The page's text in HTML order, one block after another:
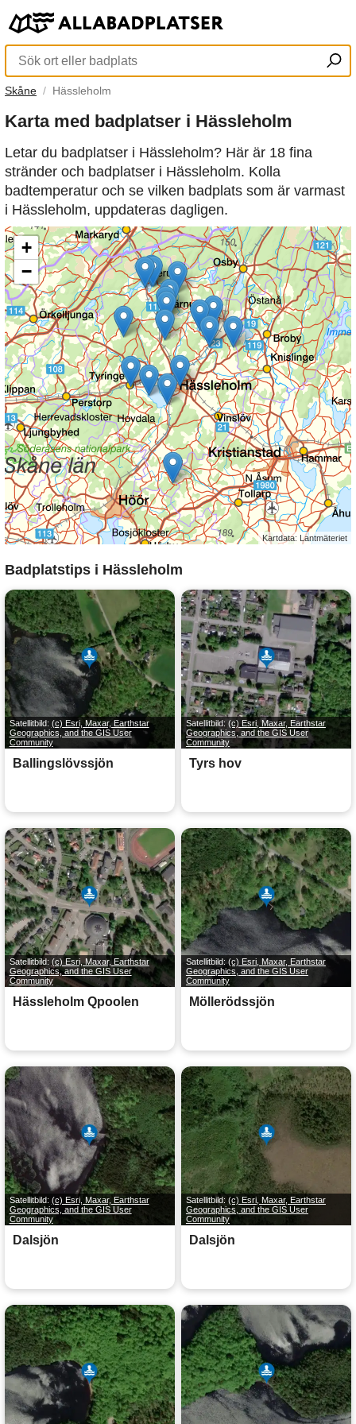
Skåne Hässleholm
Karta med badplatser i Hässleholm
Letar du badplatser i Hässleholm? Här är 18 fina
stränder och badplatser i Hässleholm. Kolla
badtemperatur och se vilken badplats som är varmast
i Hässleholm, uppdateras dagligen.
+
−
Kartdata: Lantmäteriet
Badplatstips i Hässleholm
Satellitbild: (c) Esri, Maxar, Earthstar
Geographics, and the GIS User
Community
Ballingslövssjön
Satellitbild: (c) Esri, Maxar, Earthstar
Geographics, and the GIS User
Community
Tyrs hov
Satellitbild: (c) Esri, Maxar, Earthstar
Geographics, and the GIS User
Community
Hässleholm Qpoolen
Satellitbild: (c) Esri, Maxar, Earthstar
Geographics, and the GIS User
Community
Möllerödssjön
Satellitbild: (c) Esri, Maxar, Earthstar
Geographics, and the GIS User
Community
Dalsjön
Satellitbild: (c) Esri, Maxar, Earthstar
Geographics, and the GIS User
Community
Dalsjön